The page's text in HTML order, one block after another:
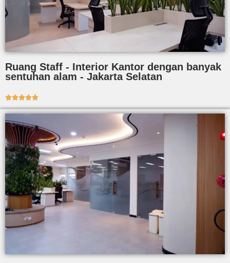
Ruang Staff - Interior Kantor dengan banyak
sentuhan alam - Jakarta Selatan
